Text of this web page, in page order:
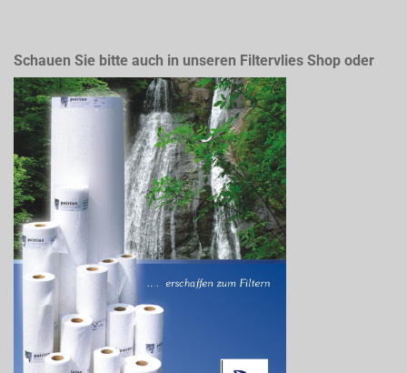
Schauen Sie bitte auch in unseren Filtervlies Shop oder